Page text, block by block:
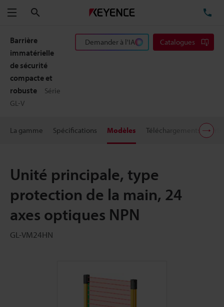
Menu
Barrière
immatérielle
de sécurité
compacte et
robuste
Série
GL-V
Demander à l'IA Catalogues
La gamme Spécifications Modèles Téléchargements Prix
Unité principale, type
protection de la main, 24
axes optiques NPN
GL-VM24HN